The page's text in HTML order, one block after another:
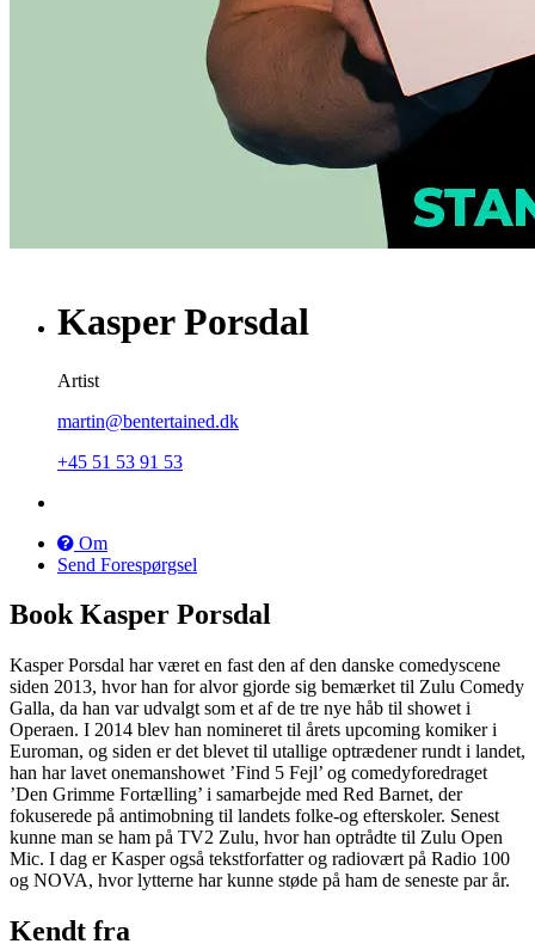
Kasper Porsdal
Artist
martin@bentertained.dk
+45 51 53 91 53
Om
Send Forespørgsel
Book Kasper Porsdal
Kasper Porsdal har været en fast den af den danske comedyscene
siden 2013, hvor han for alvor gjorde sig bemærket til Zulu Comedy
Galla, da han var udvalgt som et af de tre nye håb til showet i
Operaen. I 2014 blev han nomineret til årets upcoming komiker i
Euroman, og siden er det blevet til utallige optrædener rundt i landet,
han har lavet onemanshowet ’Find 5 Fejl’ og comedyforedraget
’Den Grimme Fortælling’ i samarbejde med Red Barnet, der
fokuserede på antimobning til landets folke-og efterskoler. Senest
kunne man se ham på TV2 Zulu, hvor han optrådte til Zulu Open
Mic. I dag er Kasper også tekstforfatter og radiovært på Radio 100
og NOVA, hvor lytterne har kunne støde på ham de seneste par år.
Kendt fra